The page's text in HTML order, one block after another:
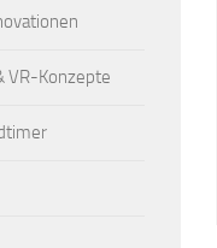
VR-Konzepte